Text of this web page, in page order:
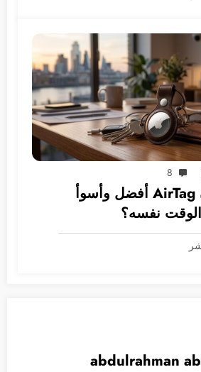
8
لماذا قد يكون AirTag أفضل وأسوأ
نفسه؟
abdulrahman